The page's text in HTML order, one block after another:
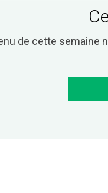
de cette semaine